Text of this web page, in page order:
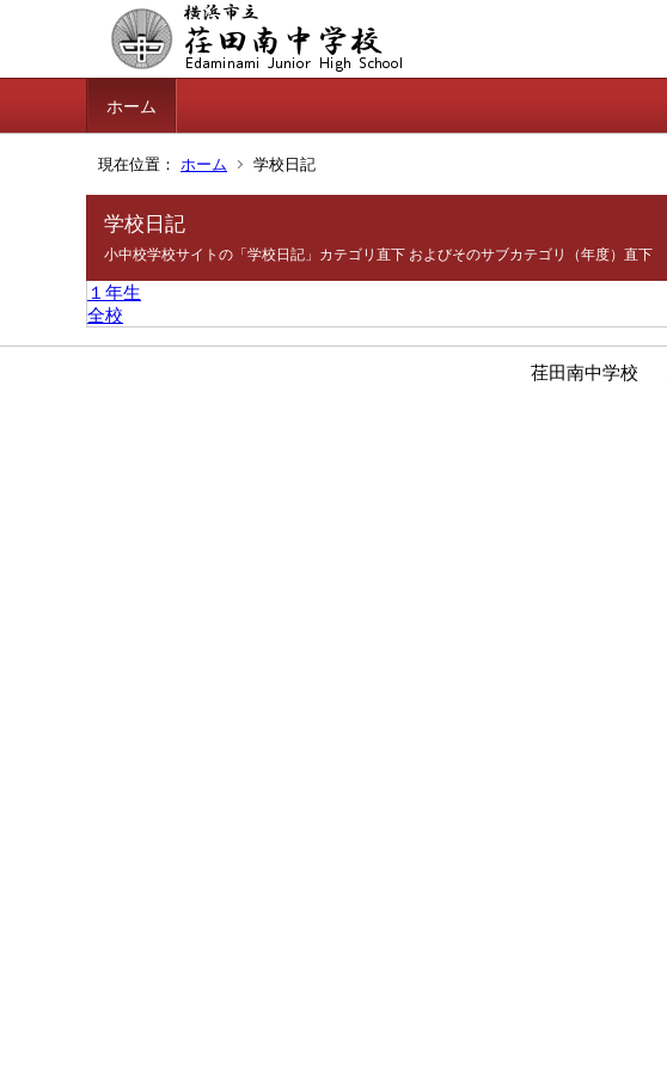
ホーム
現在位置： ホーム 学校日記
学校日記
小中校学校サイトの「学校日記」カテゴリ直下 およびそのサブカテゴリ（年度）直下
１年生
全校
荏田南中学校